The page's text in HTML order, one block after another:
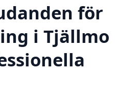
för
i Tjällmo